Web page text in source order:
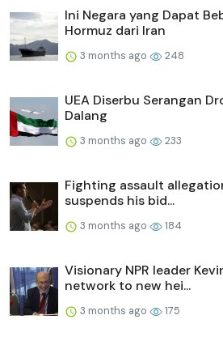
Ini Negara yang Dapat
Hormuz dari Iran
3 months ago 248
UEA Diserbu Serangan
Dalang
3 months ago 233
Fighting assault
suspends his bid...
3 months ago 184
Visionary NPR leader
network to new hei...
3 months ago 175